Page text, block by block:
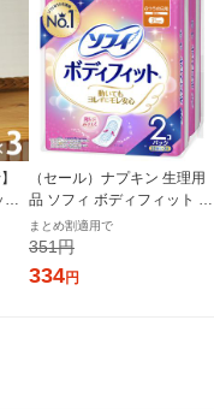
（セール）ナプキン 生理用
品 ソフィ ボディフィット ふ
つうの日用 羽なし (210/21c
m) 1パック (28枚×2個) ユ
まとめ割適用で
351円
334円